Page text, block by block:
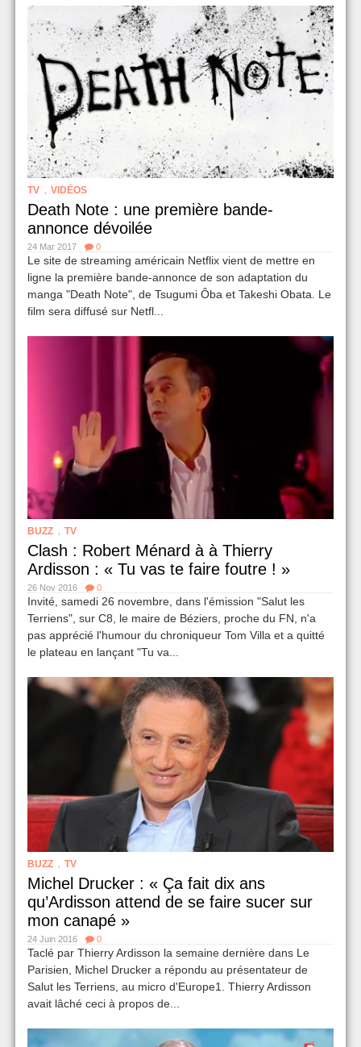
TV , VIDÉOS
Death Note : une première bande-
annonce dévoilée
24 Mar 2017 0
Le site de streaming américain Netflix vient de mettre en
ligne la première bande-annonce de son adaptation du
manga "Death Note", de Tsugumi Ôba et Takeshi Obata. Le
film sera diffusé sur Netfl...
BUZZ , TV
Clash : Robert Ménard à à Thierry
Ardisson : « Tu vas te faire foutre ! »
26 Nov 2016 0
Invité, samedi 26 novembre, dans l'émission "Salut les
Terriens", sur C8, le maire de Béziers, proche du FN, n'a
pas apprécié l'humour du chroniqueur Tom Villa et a quitté
le plateau en lançant "Tu va...
BUZZ , TV
Michel Drucker : « Ça fait dix ans
qu’Ardisson attend de se faire sucer sur
mon canapé »
24 Juin 2016 0
Taclé par Thierry Ardisson la semaine dernière dans Le
Parisien, Michel Drucker a répondu au présentateur de
Salut les Terriens, au micro d'Europe1. Thierry Ardisson
avait lâché ceci à propos de...